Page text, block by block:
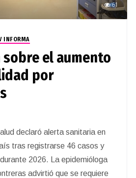
61
INFORMA
el aumento
por
declaró alerta sanitaria en
tras registrarse 46 casos y
2026. La epidemióloga
advirtió que se requiere